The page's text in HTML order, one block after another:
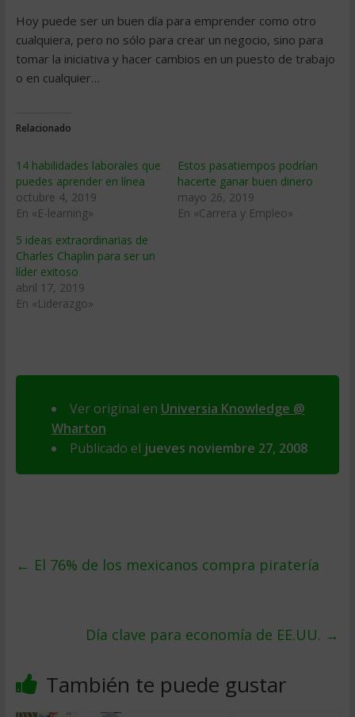
Hoy puede ser un buen día para emprender como otro
cualquiera, pero no sólo para crear un negocio, sino para
tomar la iniciativa y hacer cambios en un puesto de trabajo
o en cualquier…
Relacionado
14 habilidades laborales que
puedes aprender en línea
octubre 4, 2019
En «E-learning»
Estos pasatiempos podrían
hacerte ganar buen dinero
mayo 26, 2019
En «Carrera y Empleo»
5 ideas extraordinarias de
Charles Chaplin para ser un
líder exitoso
abril 17, 2019
En «Liderazgo»
Ver original en Universia Knowledge @
Wharton
Publicado el jueves noviembre 27, 2008
← El 76% de los mexicanos compra piraterí­a
Dí­a clave para economí­a de EE.UU. →
También te puede gustar